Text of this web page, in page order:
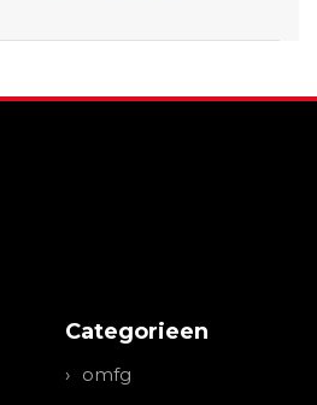
Categorieen
omfg